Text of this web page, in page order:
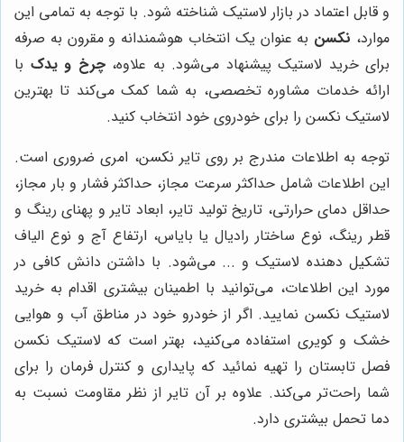
و قابل اعتماد در بازار لاستیک شناخته شود. با توجه به تمامی این
موارد، نکسن به عنوان یک انتخاب هوشمندانه و مقرون به صرفه
برای خرید لاستیک پیشنهاد می‌شود. به علاوه،چرخ و یدک با
ارائه خدمات مشاوره تخصصی، به شما کمک می‌کند تا بهترین
لاستیک نکسن را برای خودروی خود انتخاب کنید.
توجه به اطلاعات مندرج بر روی تایر نکسن، امری ضروری است.
این اطلاعات شامل حداکثر سرعت مجاز، حداکثر فشار و بار مجاز،
حداقل دمای حرارتی، تاریخ تولید تایر، ابعاد تایر و پهنای رینگ و
قطر رینگ، نوع ساختار رادیال یا بایاس، ارتفاع آج و نوع الیاف
تشکیل دهنده لاستیک و ... می‌شود. با داشتن دانش کافی در
مورد این اطلاعات، می‌توانید با اطمینان بیشتری اقدام به خرید
لاستیک نکسن نمایید. اگر از خودرو خود در مناطق آب و هوایی
خشک و کویری استفاده می‌کنید، بهتر است که لاستیک نکسن
فصل تابستان را تهیه نمائید که پایداری و کنترل فرمان را برای
شما راحت‌تر می‌کند. علاوه بر آن تایر از نظر مقاومت نسبت به
دما تحمل بیشتری دارد.